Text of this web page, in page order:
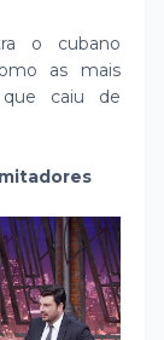
o cubano
as mais
caiu de